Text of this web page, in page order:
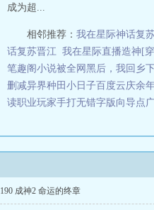
成为超...
相邻推荐： 我在星际神话复
话复苏晋江 我在星际直播造神[
笔趣阁小说被全网黑后，我回乡
删减异界种田小日子百度云庆余
读职业玩家手打无错字版 向导点
190 成神2 命运的终章